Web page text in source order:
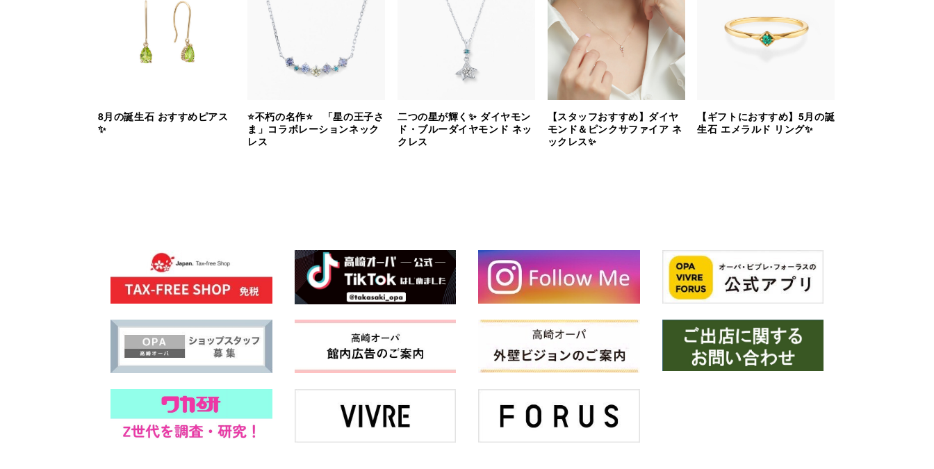
8月の誕生石 おすすめピアス
✨
⭐️不朽の名作⭐️ 「星の王子さ
ま」コラボレーションネック
レス
二つの星が輝く✨ ダイヤモン
ド・ブルーダイヤモンド ネッ
クレス
【スタッフおすすめ】ダイヤ
モンド＆ピンクサファイア ネ
ックレス✨
【ギフトにおすすめ】5月の誕
生石 エメラルド リング✨